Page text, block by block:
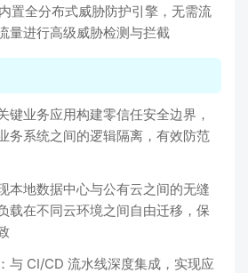
置全分布式威胁防护引擎，无需流
量进行高级威胁检测与拦截
键业务应用构建零信任安全边界，
务系统之间的逻辑隔离，有效防范
本地数据中心与公有云之间的无缝
载在不同云环境之间自由迁移，保
与 CI/CD 流水线深度集成，实现应